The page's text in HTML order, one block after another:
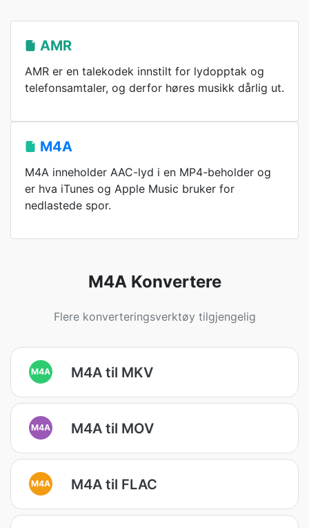
AMR
AMR er en talekodek innstilt for lydopptak og
telefonsamtaler, og derfor høres musikk dårlig ut.
M4A
M4A inneholder AAC-lyd i en MP4-beholder og
er hva iTunes og Apple Music bruker for
nedlastede spor.
M4A Konvertere
Flere konverteringsverktøy tilgjengelig
M4A M4A til MKV
M4A M4A til MOV
M4A M4A til FLAC